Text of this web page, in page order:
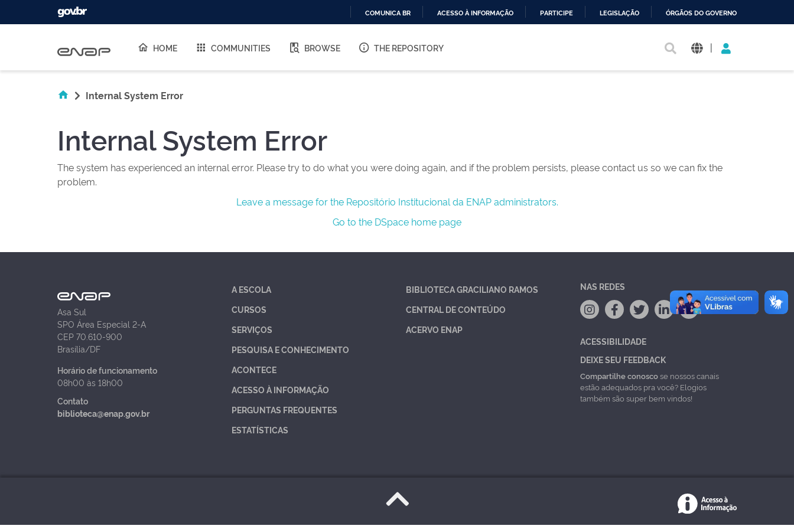
O
COMUNICA BR ACESSO À INFORMAÇÃO PARTICIPE LEGISLAÇÃO ÓRGÃOS DO GOVERNO
HOME COMMUNITIES BROWSE THE REPOSITORY |
Internal System Error
Internal System Error
The system has experienced an internal error. Please try to do what you were doing again, and if the problem persists, please contact us so we can fix the
problem.
Leave a message for the Repositório Institucional da ENAP administrators.
Go to the DSpace home page
Asa Sul
SPO Área Especial 2-A
CEP 70.610-900
Brasília/DF
Horário de funcionamento
08h00 às 18h00
Contato
biblioteca@enap.gov.br
A ESCOLA
CURSOS
SERVIÇOS
PESQUISA E CONHECIMENTO
ACONTECE
ACESSO À INFORMAÇÃO
PERGUNTAS FREQUENTES
ESTATÍSTICAS
BIBLIOTECA GRACILIANO RAMOS
CENTRAL DE CONTEÚDO
ACERVO ENAP
NAS REDES
ACESSIBILIDADE
DEIXE SEU FEEDBACK
Compartilhe conoscose nossos canais
estão adequados pra você? Elogios
também são super bem vindos!